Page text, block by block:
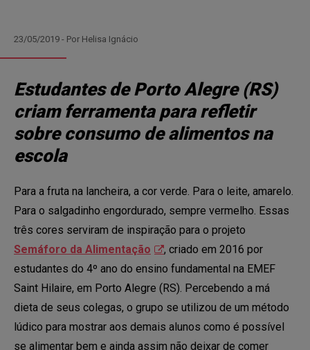
23/05/2019 - Por Helisa Ignácio
Estudantes de Porto Alegre (RS)
criam ferramenta para refletir
sobre consumo de alimentos na
escola
Para a fruta na lancheira, a cor verde. Para o leite, amarelo.
Para o salgadinho engordurado, sempre vermelho. Essas
três cores serviram de inspiração para o projeto
Semáforo da Alimentação
, criado em 2016 por
estudantes do 4º ano do ensino fundamental na EMEF
Saint Hilaire, em Porto Alegre (RS). Percebendo a má
dieta de seus colegas, o grupo se utilizou de um método
lúdico para mostrar aos demais alunos como é possível
se alimentar bem e ainda assim não deixar de comer